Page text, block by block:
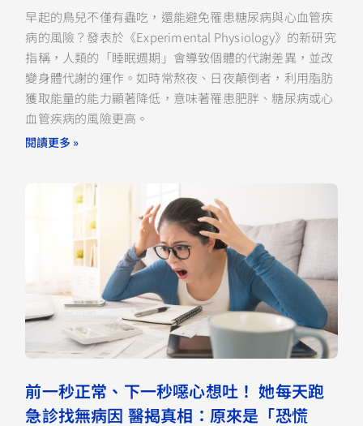
早起的鳥兒不僅有蟲吃，還能避免罹患糖尿病與心血管疾
病的風險？發表於《Experimental Physiology》的新研究
指稱，人類的「睡眠週期」會導致個體的代謝差異，並改
變身體代謝的運作。如時常熬夜、日夜顛倒者，利用脂肪
獲取能量的能力顯著降低，意味著罹患肥胖、糖尿病或心
血管疾病的風險更高。
閱讀更多 »
前一秒正常、下一秒噁心想吐！ 她每天跑
急診找無病因 醫揭真相：原來是「恐慌